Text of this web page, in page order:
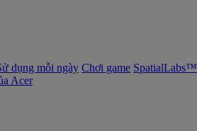
dụng mỗi ngày Chơi game SpatialLabs™
Acer